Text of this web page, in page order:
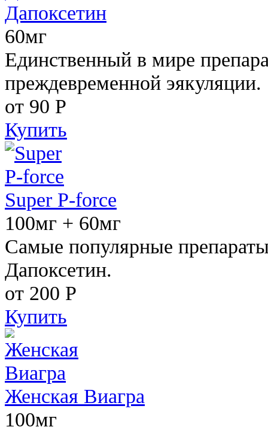
Дапоксетин
60мг
Единственный в мире
преждевременной эякуляции.
от 90 Р
Купить
Super P-force
100мг + 60мг
Самые популярные
Дапоксетин.
от 200 Р
Купить
Женская Виагра
100мг